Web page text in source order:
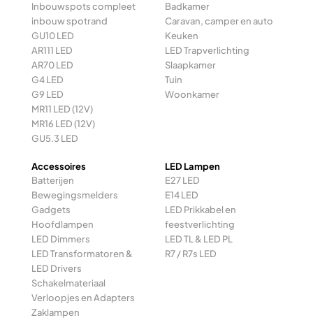
Inbouwspots compleet
inbouw spotrand
GU10 LED
AR111 LED
AR70 LED
G4 LED
G9 LED
MR11 LED (12V)
MR16 LED (12V)
GU5.3 LED
Badkamer
Caravan, camper en auto
Keuken
LED Trapverlichting
Slaapkamer
Tuin
Woonkamer
Accessoires
Batterijen
Bewegingsmelders
Gadgets
Hoofdlampen
LED Dimmers
LED Transformatoren &
LED Drivers
Schakelmateriaal
Verloopjes en Adapters
Zaklampen
LED Lampen
E27 LED
E14 LED
LED Prikkabel en
feestverlichting
LED TL & LED PL
R7 / R7s LED